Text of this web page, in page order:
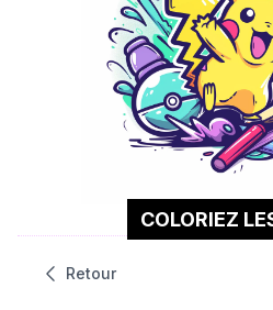
COLORIEZ
Retour